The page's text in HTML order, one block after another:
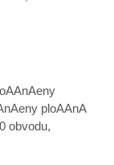
ploAAnA
obvodu,